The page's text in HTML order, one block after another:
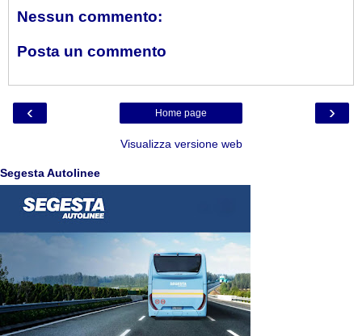
Nessun commento:
Posta un commento
‹ ›
Home page
Visualizza versione web
Segesta Autolinee